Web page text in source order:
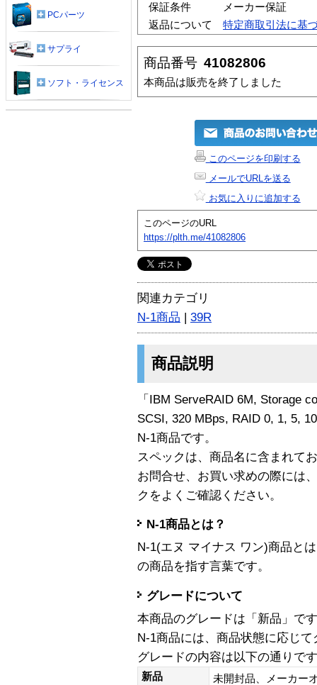
保証条件
メーカー保証
返品について
特定商取引法に基
商品番号 41082806
本商品は販売を終了しました
このページを印刷する
メールでURLを送る
お気に入りに追加する
このページのURL
https://plth.me/41082806
関連カテゴリ
N-1商品 | 39R
商品説明
「IBM ServeRAID 6M, Storage
SCSI, 320 MBps, RAID 0, 1, 5,
N-1商品です。
スペックは、商品名に含まれて
お問合せ、お買い求めの際には
クをよくご確認ください。
N-1商品とは？
N-1(エヌ マイナス ワン)商品と
の商品を指す言葉です。
グレードについて
本商品のグレードは「新品」です
N-1商品には、商品状態に応じ
グレードの内容は以下の通りで
新品
未開封品、メーカー
PCパーツ
サプライ
ソフト・ライセンス